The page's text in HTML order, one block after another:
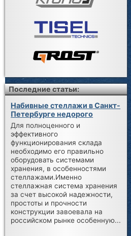
Последние статьи:
Набивные стеллажи в Санкт-
Петербурге недорого
Для полноценного и
эффективного
функционирования склада
необходимо его правильно
оборудовать системами
хранения, в особенностями
стеллажами.Именно
стеллажная система хранения
за счет высокой надежности,
простоты и прочности
конструкции завоевала на
российском рынке особенную...